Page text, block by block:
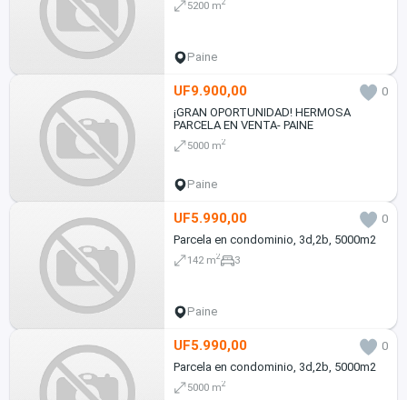
5200 m2
Paine
UF9.900,00
0
¡GRAN OPORTUNIDAD! HERMOSA
PARCELA EN VENTA- PAINE
5000 m2
Paine
UF5.990,00
0
Parcela en condominio, 3d,2b, 5000m2
142 m2 3
Paine
UF5.990,00
0
Parcela en condominio, 3d,2b, 5000m2
5000 m2